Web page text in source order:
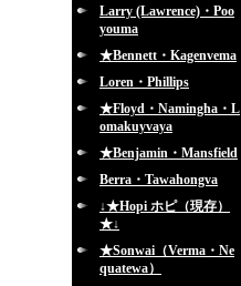
Larry (Lawrence)・Poo
youma
★Bennett・Kagenvema
Loren・Phillips
★Floyd・Namingha・L
omakuyvaya
★Benjamin・Mansfield
Berra・Tawahongva
↓★Hopi ホピ（現存）
★↓
★Sonwai（Verma・Ne
quatewa）